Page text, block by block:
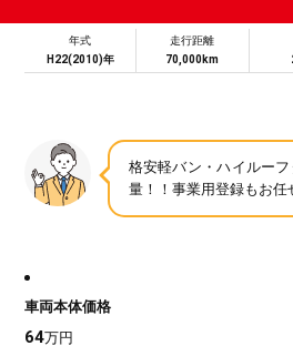
年式
H22(2010)年
走行距離
70,000km
格安軽バン・ハイルー
量！！事業用登録もお任
車両本体価格
64万円